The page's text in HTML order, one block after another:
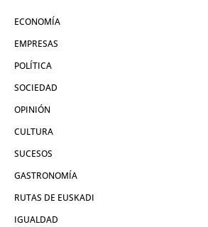
ECONOMÍA
EMPRESAS
POLÍTICA
SOCIEDAD
OPINIÓN
CULTURA
SUCESOS
GASTRONOMÍA
RUTAS DE EUSKADI
IGUALDAD